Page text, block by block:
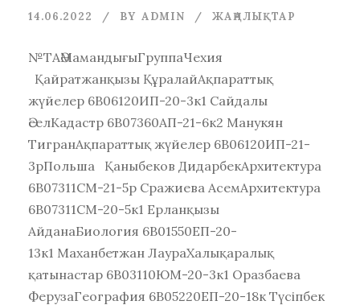
14.06.2022 BY ADMIN ЖАҢАЛЫҚТАР
№ТАӘМамандығыГруппаЧехия
Қайратжанқызы ҚұралайАқпараттық
жүйелер 6В06120ИП-20-3к1 Сайдалы
ӘселКадастр 6B07360АП-21-6к2 Манукян
ТигранАқпараттық жүйелер 6В06120ИП-21-
3рПольша Қаныбеков ДидарбекАрхитектура
6В07311СМ-21-5р Сражиева АсемАрхитектура
6В07311СМ-20-5к1 Ерланқызы
АйданаБиология 6В01550ЕП-20-
13к1 Маханбетжан ЛаураХалықаралық
қатынастар 6В03110ЮМ-20-3к1 Оразбаева
ФерузаГеография 6B05220ЕП-20-18к Түсіпбек